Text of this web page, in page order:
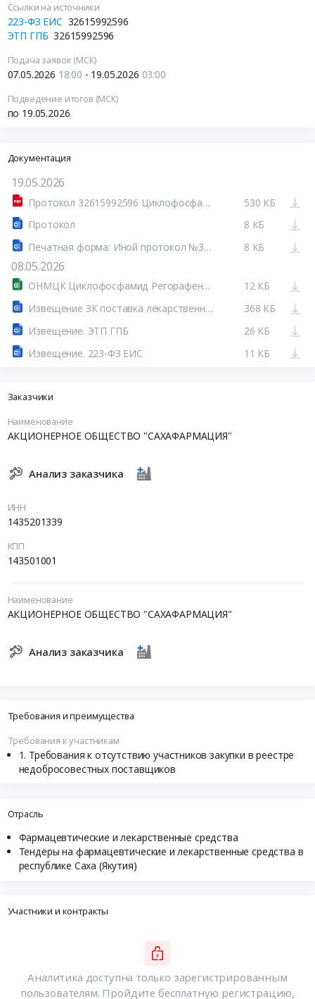
Ссылки на источники
223-ФЗ ЕИС 32615992596
ЭТП ГПБ 32615992596
Подача заявок (МСК)
07.05.2026 18:00 - 19.05.2026 03:00
Подведение итогов (МСК)
по 19.05.2026
Документация
19.05.2026
Протокол 32615992596 Циклофосфамид регорафениб.pdf
530 КБ
Протокол
8 КБ
Печатная форма: Иной протокол №32615992596-01
8 КБ
08.05.2026
ОНМЦК Циклофосфамид Регорафениб.xlsx
12 КБ
Извещение ЗК поставка лекарственных средств Циклофосфамид Регорафениб .doc
368 КБ
Извещение. ЭТП ГПБ
26 КБ
Извещение. 223-ФЗ ЕИС
11 КБ
Заказчики
Наименование
АКЦИОНЕРНОЕ ОБЩЕСТВО "САХАФАРМАЦИЯ"
Анализ заказчика
ИНН
1435201339
КПП
143501001
Наименование
АКЦИОНЕРНОЕ ОБЩЕСТВО "САХАФАРМАЦИЯ"
Анализ заказчика
Требования и преимущества
Требования к участникам
Требования к отсутствию участников закупки в реестре
недобросовестных поставщиков
Отрасль
Фармацевтические и лекарственные средства
Тендеры на фармацевтические и лекарственные средства в
республике Саха (Якутия)
Участники и контракты
Аналитика доступна только зарегистрированным
пользователям. Пройдите бесплатную регистрацию,